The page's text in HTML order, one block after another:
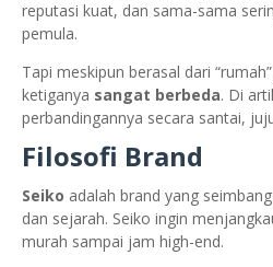
reputasi kuat, dan sama-sama
pemula.
Tapi meskipun berasal dari
ketiganya sangat berbeda. Di
perbandingannya secara santai,
Filosofi Brand
Seiko adalah brand yang
dan sejarah. Seiko ingin
murah sampai jam high-end.